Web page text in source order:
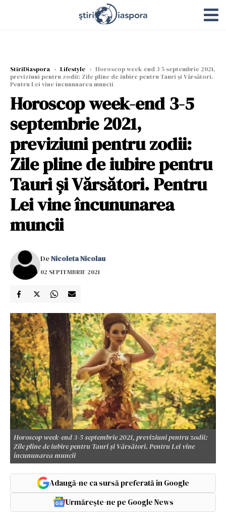
StiriDiaspora › Lifestyle › Horoscop week-end 3-5 septembrie 2021,
previziuni pentru zodii: Zile pline de iubire pentru Tauri și Vărsători.
Pentru Lei vine încununarea muncii
Horoscop week-end 3-5
septembrie 2021,
previziuni pentru zodii:
Zile pline de iubire pentru
Tauri și Vărsători. Pentru
Lei vine încununarea
muncii
DeNicoleta Nicolau
02 SEPTEMBRIE 2021
Horoscop week-end 3-5 septembrie 2021, previziuni pentru zodii:
Zile pline de iubire pentru Tauri și Vărsători. Pentru Lei vine
încununarea muncii
Adaugă-ne ca sursă preferată în Google
Urmărește-ne pe Google News